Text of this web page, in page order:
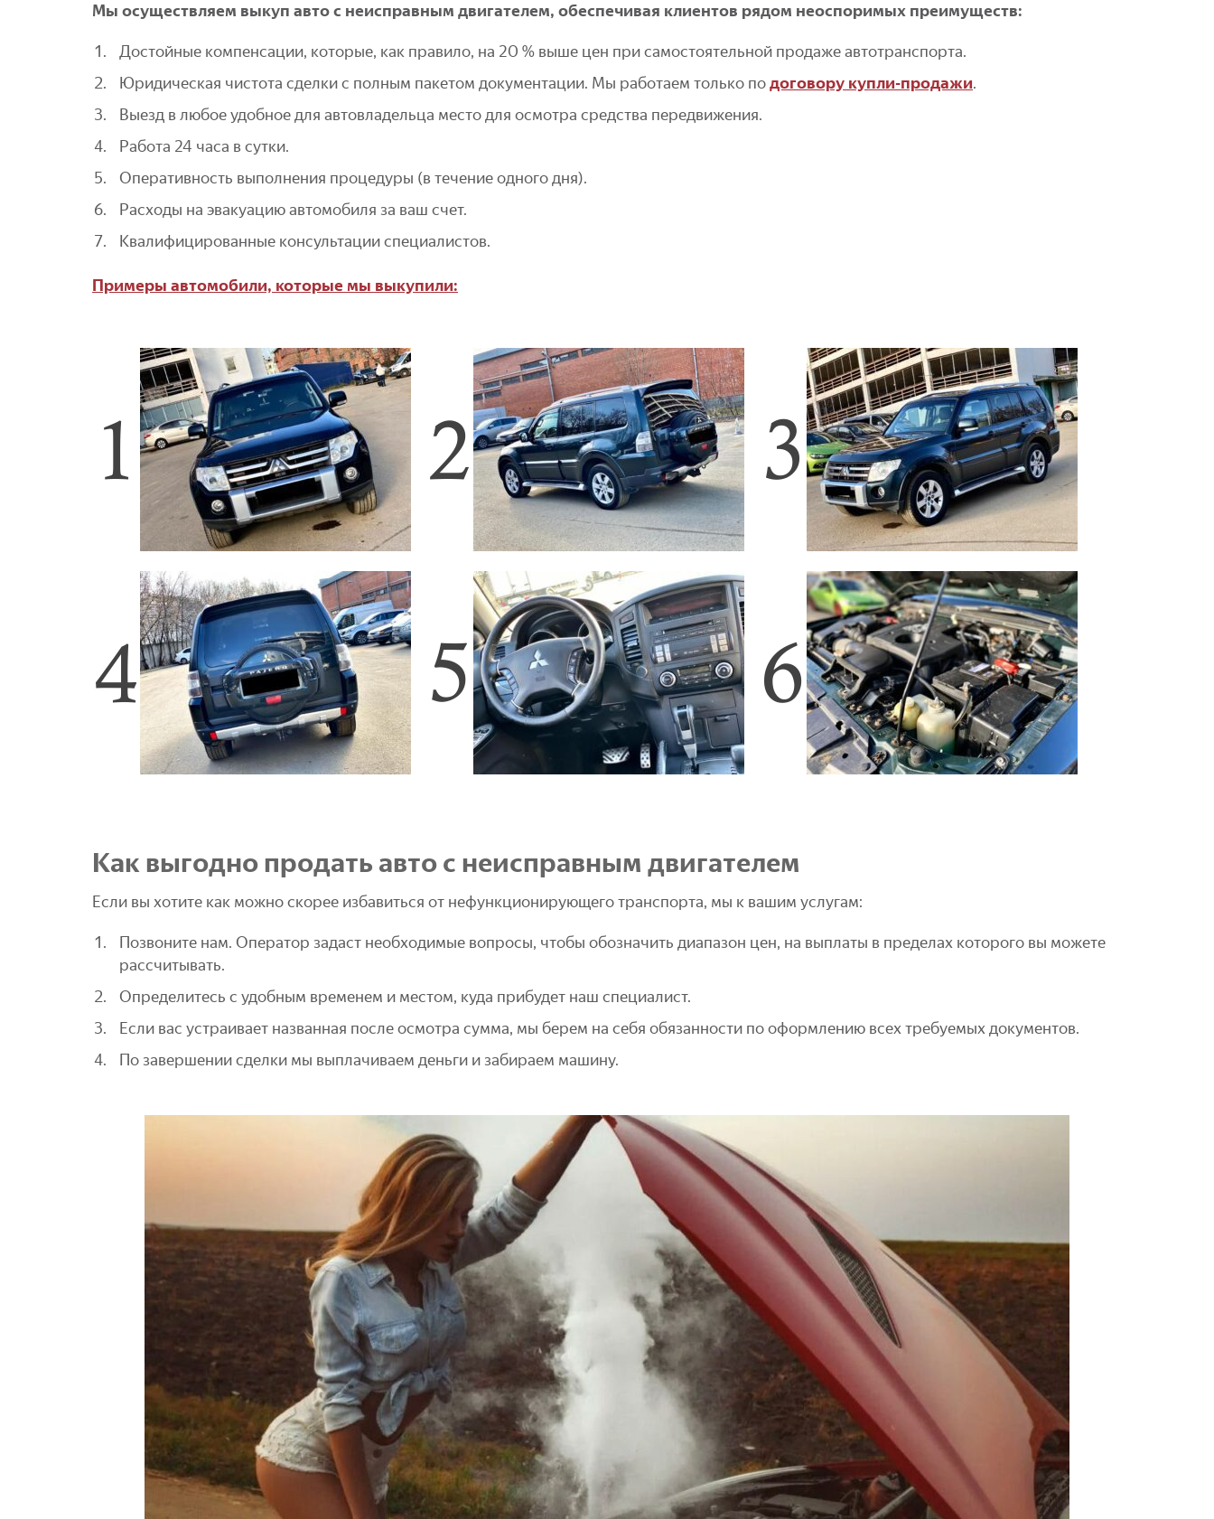
Мы осуществляем выкуп авто с неисправным двигателем, обеспечивая клиентов рядом неоспоримых преимуществ:
Достойные компенсации, которые, как правило, на 20 % выше цен при самостоятельной продаже автотранспорта.
Юридическая чистота сделки с полным пакетом документации. Мы работаем только подоговору купли-продажи.
Выезд в любое удобное для автовладельца место для осмотра средства передвижения.
Работа 24 часа в сутки.
Оперативность выполнения процедуры (в течение одного дня).
Расходы на эвакуацию автомобиля за ваш счет.
Квалифицированные консультации специалистов.
Примеры автомобили, которые мы выкупили:
Как выгодно продать авто с неисправным двигателем
Если вы хотите как можно скорее избавиться от нефункционирующего транспорта, мы к вашим услугам:
Позвоните нам. Оператор задаст необходимые вопросы, чтобы обозначить диапазон цен, на выплаты в пределах которого вы можете
рассчитывать.
Определитесь с удобным временем и местом, куда прибудет наш специалист.
Если вас устраивает названная после осмотра сумма, мы берем на себя обязанности по оформлению всех требуемых документов.
По завершении сделки мы выплачиваем деньги и забираем машину.